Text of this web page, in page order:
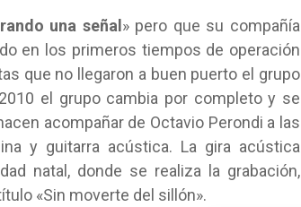
una señal » pero que su compañía
en los primeros tiempos de operación
que no llegaron a buen puerto el grupo
el grupo cambia por completo y se
acompañar de Octavio Perondi a las
y guitarra acústica. La gira acústica
natal, donde se realiza la grabación,
«Sin moverte del sillón».